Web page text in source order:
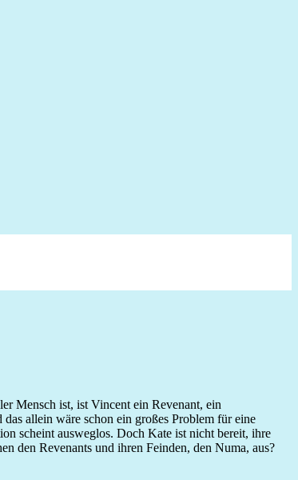
Mensch ist, ist Vincent ein Revenant, ein
allein wäre schon ein großes Problem für eine
scheint ausweglos. Doch Kate ist nicht bereit, ihre
den Revenants und ihren Feinden, den Numa, aus?